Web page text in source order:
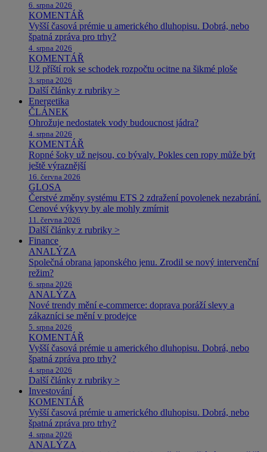
6. srpna 2026
KOMENTÁŘ
Vyšší časová prémie u amerického dluhopisu. Dobrá, nebo
špatná zpráva pro trhy?
4. srpna 2026
KOMENTÁŘ
Už příští rok se schodek rozpočtu ocitne na šikmé ploše
3. srpna 2026
Další články z rubriky >
Energetika
ČLÁNEK
Ohrožuje nedostatek vody budoucnost jádra?
4. srpna 2026
KOMENTÁŘ
Ropné šoky už nejsou, co bývaly. Pokles cen ropy může být
ještě výraznější
16. června 2026
GLOSA
Čerstvé změny systému ETS 2 zdražení povolenek nezabrání.
Cenové výkyvy by ale mohly zmírnit
11. června 2026
Další články z rubriky >
Finance
ANALÝZA
Společná obrana japonského jenu. Zrodil se nový intervenční
režim?
6. srpna 2026
ANALÝZA
Nové trendy mění e-commerce: doprava poráží slevy a
zákazníci se mění v prodejce
5. srpna 2026
KOMENTÁŘ
Vyšší časová prémie u amerického dluhopisu. Dobrá, nebo
špatná zpráva pro trhy?
4. srpna 2026
Další články z rubriky >
Investování
KOMENTÁŘ
Vyšší časová prémie u amerického dluhopisu. Dobrá, nebo
špatná zpráva pro trhy?
4. srpna 2026
ANALÝZA